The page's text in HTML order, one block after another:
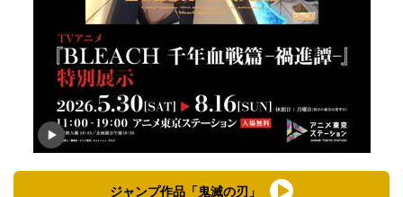
ジャンプ作品「鬼滅の刃」